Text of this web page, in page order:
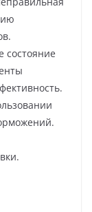
состояние